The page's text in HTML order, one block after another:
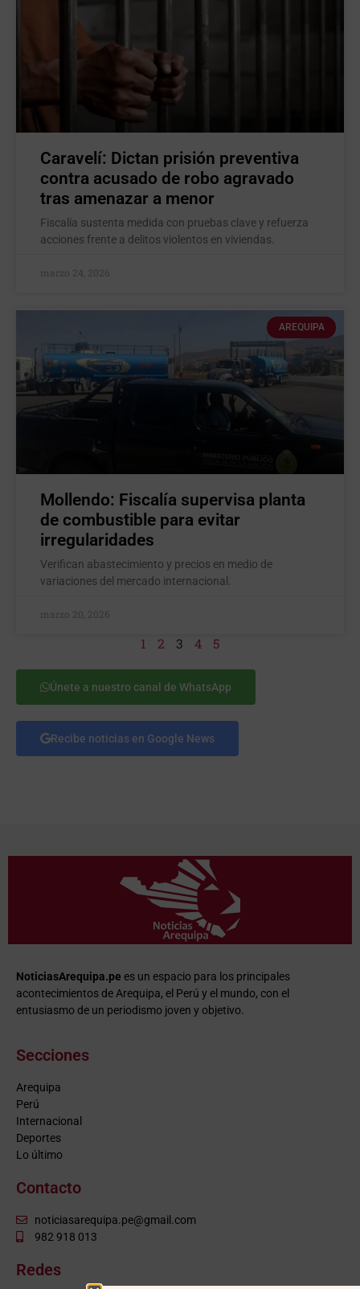
Caravelí: Dictan prisión preventiva
contra acusado de robo agravado
tras amenazar a menor
Fiscalía sustenta medida con pruebas clave y refuerza
acciones frente a delitos violentos en viviendas.
marzo 24, 2026
AREQUIPA
Mollendo: Fiscalía supervisa planta
de combustible para evitar
irregularidades
Verifican abastecimiento y precios en medio de
variaciones del mercado internacional.
marzo 20, 2026
1 2 3 4 5
Únete a nuestro canal de WhatsApp
Recibe noticias en Google News
NoticiasArequipa.pe es un espacio para los principales
acontecimientos de Arequipa, el Perú y el mundo, con el
entusiasmo de un periodismo joven y objetivo.
Secciones
Arequipa
Perú
Internacional
Deportes
Lo último
Contacto
noticiasarequipa.pe@gmail.com
982 918 013
Redes